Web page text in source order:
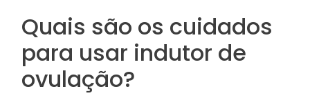
Quais são os cuidados
para usar indutor de
ovulação?